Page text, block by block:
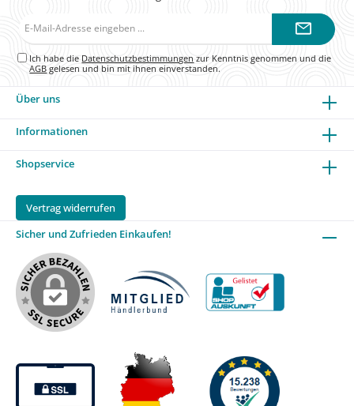
Ich habe die Datenschutzbestimmungen zur Kenntnis genommen und die
AGB gelesen und bin mit ihnen einverstanden.
Über uns
Informationen
Shopservice
Vertrag widerrufen
Sicher und Zufrieden Einkaufen!